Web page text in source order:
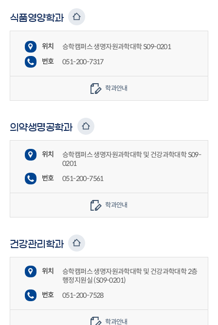
식품영양학과
위치
승학캠퍼스 생명자원과학대학 S09-0201
번호
051-200-7317
학과안내
의약생명공학과
위치
승학캠퍼스 생명자원과학대학 및 건강과학대학 S09-
0201
번호
051-200-7561
학과안내
건강관리학과
위치
승학캠퍼스 생명자원과학대학 및 건강과학대학 2층
행정지원실 (S09-0201)
번호
051-200-7528
학과안내